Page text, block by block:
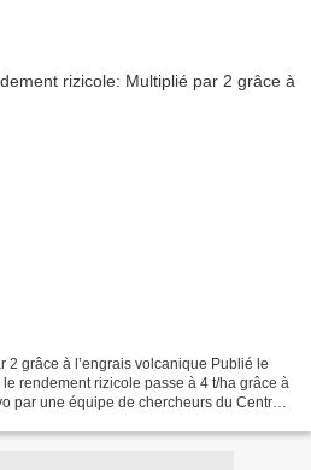
2 grâce à l’engrais volcanique Publié le
rendement rizicole passe à 4 t/ha grâce à
par une équipe de chercheurs du Centre